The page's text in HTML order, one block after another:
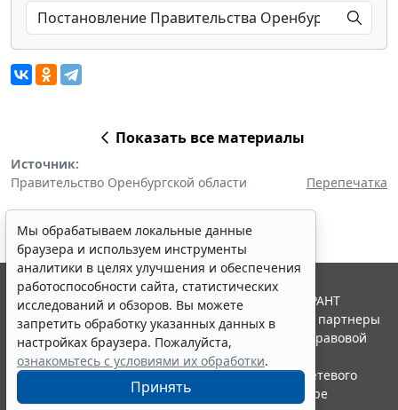
Показать все материалы
Источник:
Правительство Оренбургской области
Перепечатка
Мы обрабатываем локальные данные
браузера и используем инструменты
аналитики в целях улучшения и обеспечения
работоспособности сайта, статистических
исследований и обзоров. Вы можете
запретить обработку указанных данных в
настройках браузера. Пожалуйста,
ознакомьтесь с условиями их обработки.
Принять
© ООО "НПП "ГАРАНТ-СЕРВИС", 2026. Система ГАРАНТ
выпускается с 1990 года. Компания "Гарант" и ее партнеры
являются участниками Российской ассоциации правовой
информации ГАРАНТ.
Портал ГАРАНТ.РУ зарегистрирован в качестве сетевого
издания Федеральной службой по надзору в сфере